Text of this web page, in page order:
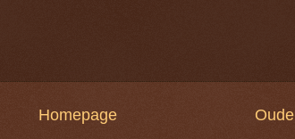
Homepage